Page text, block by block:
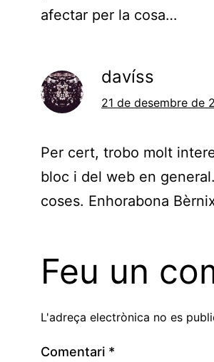
afectar per la cosa…
davíss
21 de desembre de
Per cert, trobo molt
bloc i del web en
coses. Enhorabona
Feu un
L'adreça electrònica no es
Comentari *